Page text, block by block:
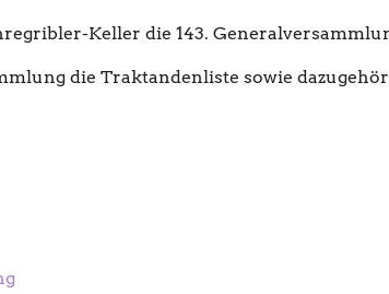
Keller die 143.
die Traktandenliste sowie